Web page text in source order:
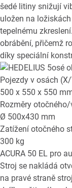
šedé litiny snižují
uložen na
tepelnému
obrábění, přičemž
díky speciální
Pojezdy v osách
500 x 550 x 550
Rozměry
Ø 500x430 mm
Zatížení otočného
300 kg
ACURA 50 EL pro
Stroj se nakládá
na pravé straně